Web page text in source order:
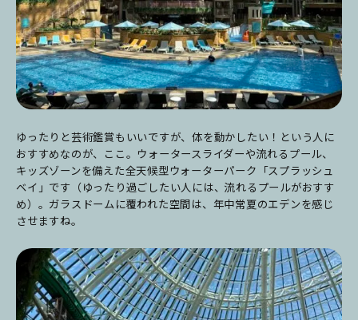
ゆったりと芸術鑑賞もいいですが、体を動かしたい！という人に
おすすめなのが、ここ。ウォータースライダーや流れるプール、
キッズゾーンを備えた全天候型ウォーターパーク「スプラッシュ
ベイ」です（ゆったり過ごしたい人には、流れるプールがおすす
め）。ガラスドームに覆われた空間は、年中常夏のエデンを感じ
させますね。